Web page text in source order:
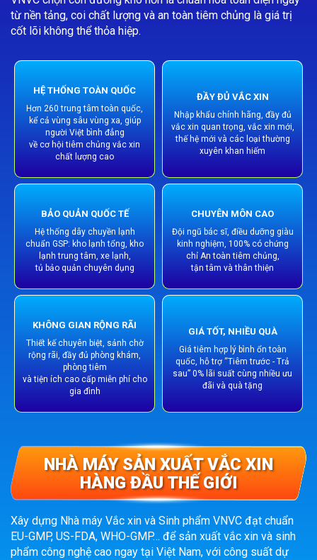
từ nền tảng, coi chất lượng và an toàn tiêm chủng là giá trị
cốt lõi không thể thỏa hiệp.
HỆ THỐNG TOÀN QUỐC
Hơn 260 trung tâm toàn quốc,
kể cả vùng sâu vùng xa, giúp
người Việt bình đẳng
về cơ hội tiêm chủng vắc xin
chất lượng cao
ĐẦY ĐỦ VẮC XIN
Nhập khẩu chính hãng, đầy đủ
vắc xin quan trọng, vắc xin mới,
thế hệ mới và các loại thường
xuyên khan hiếm
BẢO QUẢN QUỐC TẾ
Hệ thống dây chuyền lạnh
chuẩn GSP: kho lạnh tổng, kho
lạnh trung tâm, xe lạnh,
tủ bảo quản chuyên dụng
CHUYÊN MÔN CAO
Đội ngũ bác sĩ, điều dưỡng giàu
kinh nghiệm, 100% có chứng
chỉ An toàn tiêm chủng,
tận tâm và thân thiện
KHÔNG GIAN RỘNG RÃI
Thiết kế chuyên biệt, sảnh chờ
rộng rãi, đầy đủ phòng khám,
phòng tiêm
và tiện ích cao cấp miễn phí cho
gia đình
GIÁ TỐT, NHIỀU QUÀ
Giá tiêm hợp lý bình ổn toàn
quốc, hỗ trợ “Tiêm trước - Trả
sau” 0% lãi suất cùng nhiều ưu
đãi và quà tặng
NHÀ MÁY SẢN XUẤT VẮC XIN
HÀNG ĐẦU THẾ GIỚI
Xây dựng Nhà máy Vắc xin và Sinh phẩm VNVC đạt chuẩn
EU-GMP, US-FDA, WHO-GMP… để sản xuất vắc xin và sinh
phẩm công nghệ cao ngay tại Việt Nam, với công suất dự